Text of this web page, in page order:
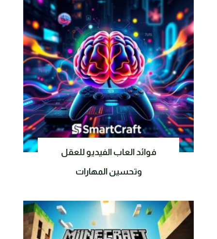
فوائد العاب الفيديو للعقل
وتحسين المهارات